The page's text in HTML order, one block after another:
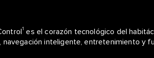
1 es el corazón tecnológico del
inteligente, entretenimiento y